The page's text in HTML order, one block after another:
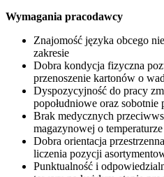
Wymagania pracodawcy
Znajomość języka obcego
zakresie
Dobra kondycja fizyczna
przenoszenie kartonów o
Dyspozycyjność do pracy
popołudniowe oraz
Brak medycznych
magazynowej o
Dobra orientacja
liczenia pozycji
Punktualność i